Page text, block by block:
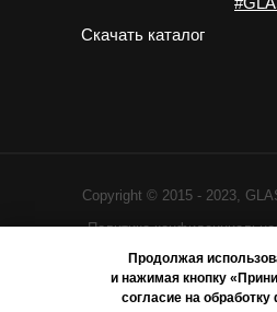
Copyright © 2015 - 2023,
Все права защищены.
Политика
Сайт созданFarhad
Скачать каталог
Продолжая
и нажимая кнопку
согласие на